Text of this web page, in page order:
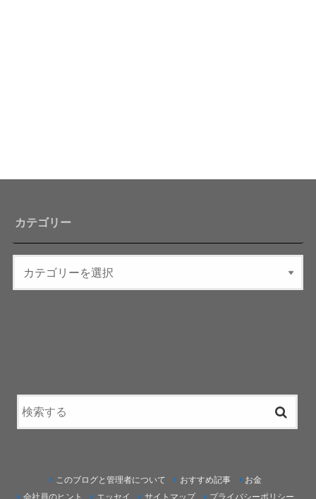
カテゴリー
このブログと管理者について おすすめ記事
お金
会社員のヒント
エッセイ サイトマップ プライバシーポリシー